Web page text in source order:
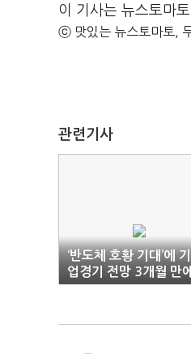
이 기사는 뉴스토마
ⓒ 맛있는 뉴스토마토,
관련기사
‘반도체 호황 기대’에 기
업경기 전망 3개월 만에
‘반등’